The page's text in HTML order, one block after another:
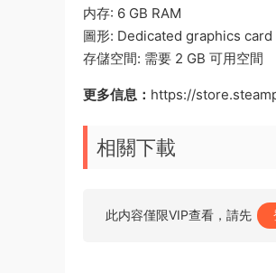
内存: 6 GB RAM
圖形: Dedicated graphics
存儲空間: 需要 2 GB 可用空間
更多信息： https://
相關下載
此内容僅限VIP查看，請先